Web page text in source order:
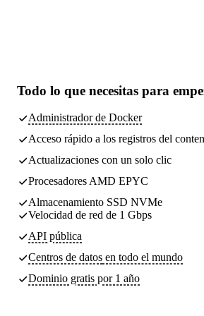
Todo lo que necesitas para
Administrador de Docker
Acceso rápido a los registros del
Actualizaciones con un solo clic
Procesadores AMD EPYC
Almacenamiento SSD NVMe
Velocidad de red de 1 Gbps
API pública
Centros de datos en todo el mundo
Dominio gratis por 1 año